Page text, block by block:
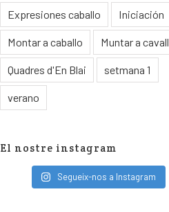
Expresiones caballo Iniciación
Montar a caballo Muntar a cavall
Quadres d'En Blai setmana 1
verano
El nostre instagram
Segueix-nos a Instagram